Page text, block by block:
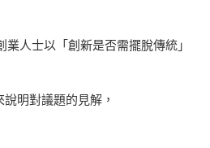
人士以「創新是否需擺脫傳統」
明對議題的見解，